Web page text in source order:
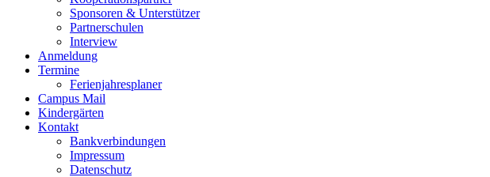
Sponsoren & Unterstützer
Partnerschulen
Interview
Anmeldung
Termine
Ferienjahresplaner
Campus Mail
Kindergärten
Kontakt
Bankverbindungen
Impressum
Datenschutz